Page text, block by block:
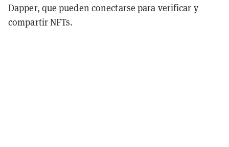
Dapper, que pueden conectarse para verificar y
compartir NFTs.